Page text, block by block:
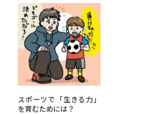
学検索
スポーツで「生きる力」
を育むためには？